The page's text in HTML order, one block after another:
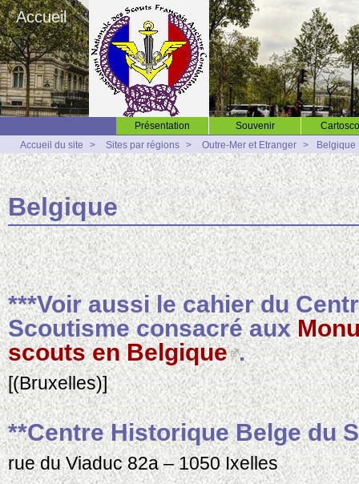
Accueil
Présentation Souvenir
Accueil du site
> Sites par régions > Outre-Mer et Etranger > Belgique
Belgique
***Voir aussi le cahier du
Scoutisme consacré aux
scouts en Belgique .
[(Bruxelles)]
**Centre Historique Belge du
rue du Viaduc 82a – 1050 Ixelles